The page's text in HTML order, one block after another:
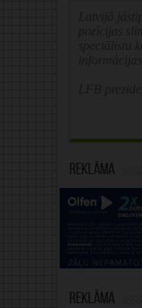
Reklāma
Reklāma